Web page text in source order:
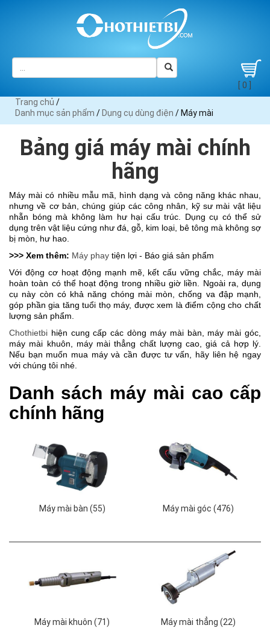
[ 0 ]
Trang chủ /
Danh mục sản phẩm / Dụng cụ dùng điện / Máy mài
Bảng giá máy mài chính
hãng
Máy mài có nhiều mẫu mã, hình dạng và công năng khác nhau,
nhưng về cơ bản, chúng giúp các công nhân, kỹ sư mài vật liệu
nhẵn bóng mà không làm hư hại cấu trúc. Dụng cụ có thể sử
dụng trên vật liệu cứng như đá, gỗ, kim loại, bê tông mà không sợ
bị mòn, hư hao.
>>> Xem thêm: Máy phay tiện lợi - Báo giá sản phẩm
Với động cơ hoạt động mạnh mẽ, kết cấu vững chắc, máy mài
hoàn toàn có thể hoạt động trong nhiều giờ liền. Ngoài ra, dụng
cụ này còn có khả năng chóng mài mòn, chống va đập mạnh,
góp phần gia tăng tuổi thọ máy, được xem là điểm cộng cho chất
lượng sản phẩm.
Chothietbi hiện cung cấp các dòng máy mài bàn, máy mài góc,
máy mài khuôn, máy mài thẳng chất lượng cao, giá cả hợp lý.
Nếu bạn muốn mua máy và cần được tư vấn, hãy liên hệ ngay
với chúng tôi nhé.
Danh sách máy mài cao cấp
chính hãng
Máy mài bàn (55) Máy mài góc (476)
Máy mài khuôn (71) Máy mài thẳng (22)